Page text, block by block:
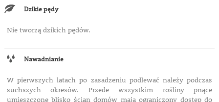
Dzikie pędy
Nie tworzą dzikich pędów.
Nawadnianie
W pierwszych latach po zasadzeniu podlewać należy podczas
suchszych okresów. Przede wszystkim rośliny pnące
umieszczone blisko ścian domów mają ograniczony dostęp do